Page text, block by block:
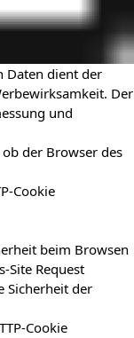
Daten dient der
Der
und
der Browser des
Cookie
beim Browsen
Site Request
Sicherheit der
Cookie